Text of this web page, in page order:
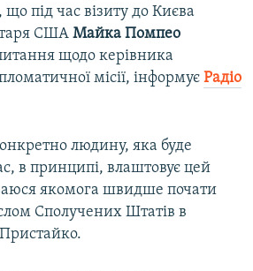
що під час візиту до Києва
США Майка Помпео
щодо керівника
місії, інформує Радіо
людину, яка буде
в принципі, влаштовує цей
якомога швидше почати
Сполучених Штатів в
Пристайко.